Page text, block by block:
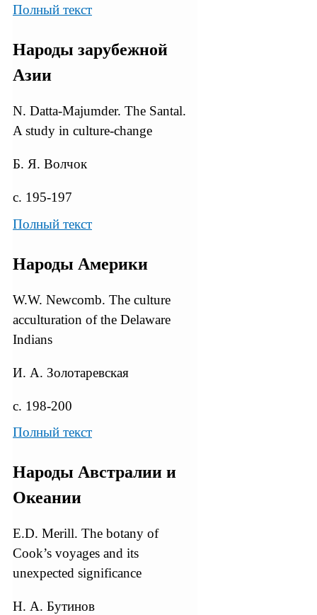
Полный текст
Народы зарубежной
Азии
N. Datta-Majumder. The Santal.
A study in culture-change
Б. Я. Волчок
с. 195-197
Полный текст
Народы Америки
W.W. Newcomb. The culture
acculturation of the Delaware
Indians
И. А. Золотаревская
с. 198-200
Полный текст
Народы Австралии и
Океании
Е.D. Merill. The botany of
Cook’s voyages and its
unexpected significance
Н. А. Бутинов